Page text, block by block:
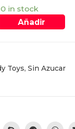
in stock
Añadir
Toys, Sin Azucar